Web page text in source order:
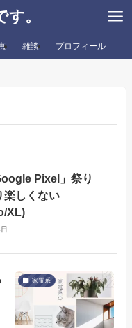
。
雑談 プロフィール
Pixel」祭り
楽しくない
XL)
家電系